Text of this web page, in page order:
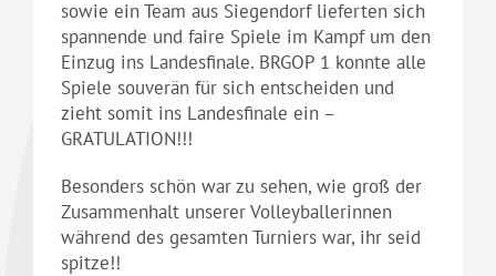
sowie ein Team aus Siegendorf lieferten sich
spannende und faire Spiele im Kampf um den
Einzug ins Landesfinale. BRGOP 1 konnte alle
Spiele souverän für sich entscheiden und
zieht somit ins Landesfinale ein –
GRATULATION!!!
Besonders schön war zu sehen, wie groß der
Zusammenhalt unserer Volleyballerinnen
während des gesamten Turniers war, ihr seid
spitze!!